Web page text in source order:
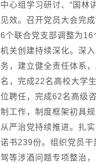
中心组学习研讨、“国林
见效。召开党员大会完
6个联合党支部调整为16
机关创建持续深化。深
务，建立健全责任体系
名，完成22名高校大学
位聘任，完成62名高级
制工作，制度框架初具
从严治党持续推进。扎
诺书239份。组织党员
驾等涉酒问题专项整治